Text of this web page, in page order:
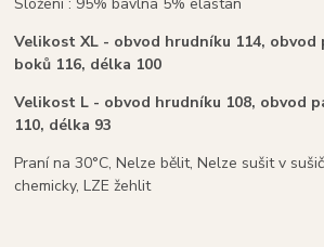
Velikost XL - obvod hrudníku 114, obvod
boků 116, délka 100
Velikost L - obvod hrudníku 108, obvod
110, délka 93
Praní na 30°C, Nelze bělit, Nelze sušit v
chemicky, LZE žehlit